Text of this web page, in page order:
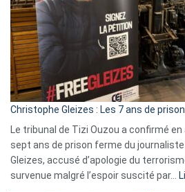
Christophe Gleizes : Les 7 ans de
Le tribunal de Tizi Ouzou a confirmé
sept ans de prison ferme du
Gleizes, accusé d’apologie du
survenue malgré l’espoir suscité par…